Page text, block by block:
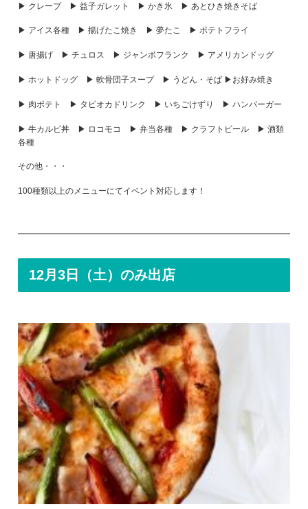
▶ クレープ ▶ 益子ガレット ▶ かき氷 ▶ あとひき焼きそば
▶ アイス各種 ▶ 揚げたこ焼き ▶ 夢たこ ▶ ポテトフライ
▶ 唐揚げ ▶ チュロス ▶ ジャンボフランク ▶ アメリカンドッグ
▶ ホットドッグ ▶ 軟骨団子スープ ▶ うどん・そば ▶お好み焼き
▶ 肉ポテト ▶ タピオカドリンク ▶ いちごけずり ▶ ハンバーガー
▶ 牛カルビ丼 ▶ ロコモコ ▶ 弁当各種 ▶ クラフトビール ▶ 酒類
各種
その他・・・
100種類以上のメニューにてイベント対応します！
12月3日（土）のみ出店